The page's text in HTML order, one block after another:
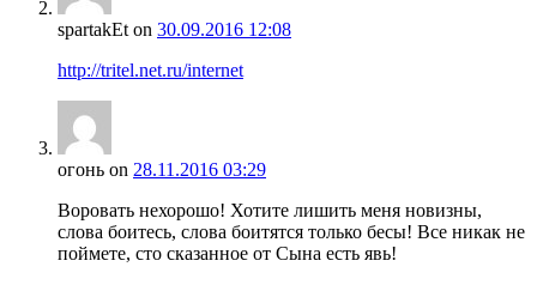
spartakEt on 30.09.2016 12:08
http://tritel.net.ru/internet
огонь on 28.11.2016 03:29
Воровать нехорошо! Хотите лишить меня новизны,
слова боитесь, слова боитятся только бесы! Все никак не
поймете, сто сказанное от Сына есть явь!